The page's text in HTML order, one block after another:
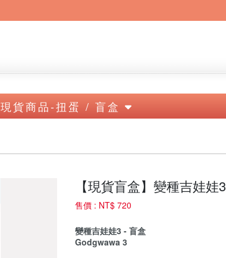
現貨商品-扭蛋 / 盲盒
【現貨盲盒】變種吉娃娃3
售價 : NT$ 720
變種吉娃娃3 - 盲盒
Godgwawa 3